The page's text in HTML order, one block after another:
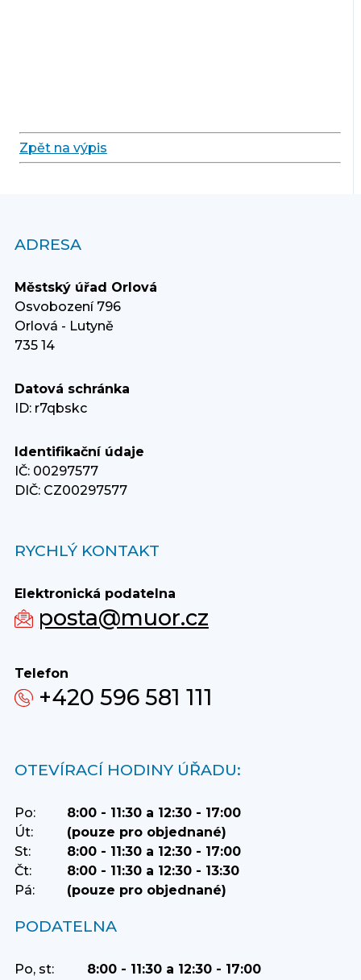
Zpět na výpis
ADRESA
Městský úřad Orlová
Osvobození 796
Orlová - Lutyně
735 14
Datová schránka
ID: r7qbskc
Identifikační údaje
IČ: 00297577
DIČ: CZ00297577
RYCHLÝ KONTAKT
Elektronická podatelna
posta@muor.cz
Telefon
+420 596 581 111
OTEVÍRACÍ HODINY ÚŘADU:
Po:
8:00 - 11:30 a 12:30 - 17:00
Út:
(pouze pro objednané)
St:
8:00 - 11:30 a 12:30 - 17:00
Čt:
8:00 - 11:30 a 12:30 - 13:30
Pá:
(pouze pro objednané)
PODATELNA
Po, st:
8:00 - 11:30 a 12:30 - 17:00